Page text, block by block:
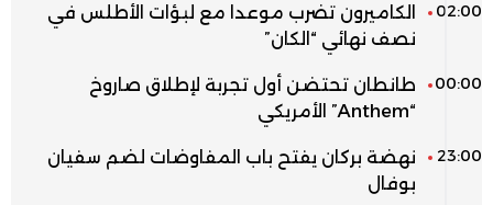
02:00
الكاميرون تضرب موعدا مع لبؤات الأطلس في
نصف نهائي “الكان”
00:00
طانطان تحتضن أول تجربة لإطلاق صاروخ
“Anthem” الأمريكي
23:00
نهضة بركان يفتح باب المفاوضات لضم سفيان
بوفال